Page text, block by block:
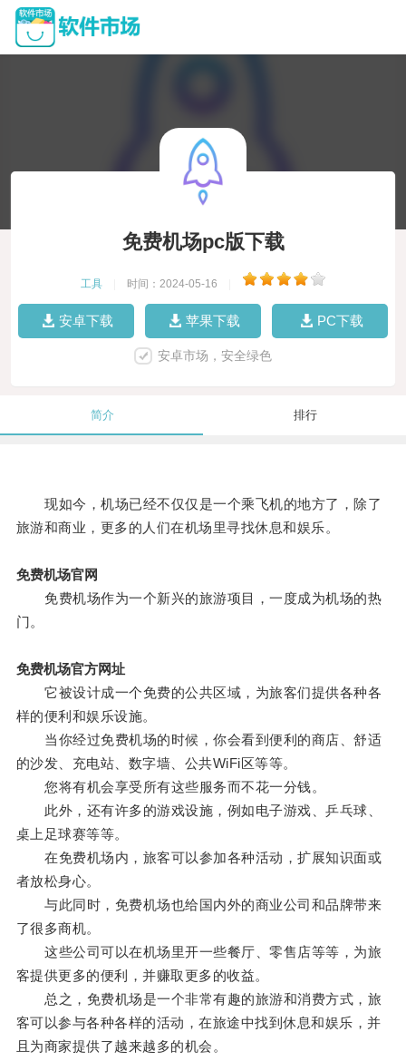
免费机场pc版下载
工具 时间：2024-05-16
安卓下载 苹果下载 PC下载
安卓市场，安全绿色
简介 排行
现如今，机场已经不仅仅是一个乘飞机的地方了，除了
旅游和商业，更多的人们在机场里寻找休息和娱乐。
免费机场官网
免费机场作为一个新兴的旅游项目，一度成为机场的热
门。
免费机场官方网址
它被设计成一个免费的公共区域，为旅客们提供各种各
样的便利和娱乐设施。
当你经过免费机场的时候，你会看到便利的商店、舒适
的沙发、充电站、数字墙、公共WiFi区等等。
您将有机会享受所有这些服务而不花一分钱。
此外，还有许多的游戏设施，例如电子游戏、乒乓球、
桌上足球赛等等。
在免费机场内，旅客可以参加各种活动，扩展知识面或
者放松身心。
与此同时，免费机场也给国内外的商业公司和品牌带来
了很多商机。
这些公司可以在机场里开一些餐厅、零售店等等，为旅
客提供更多的便利，并赚取更多的收益。
总之，免费机场是一个非常有趣的旅游和消费方式，旅
客可以参与各种各样的活动，在旅途中找到休息和娱乐，并
且为商家提供了越来越多的机会。